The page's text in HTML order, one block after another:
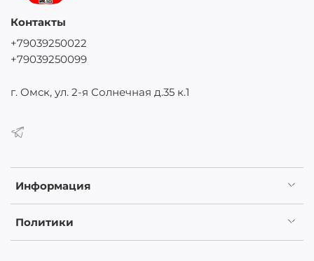
Информация
Политики
Контакты
+79039250022
+79039250099
г. Омск, ул. 2-я Солнечная д.35 к.1